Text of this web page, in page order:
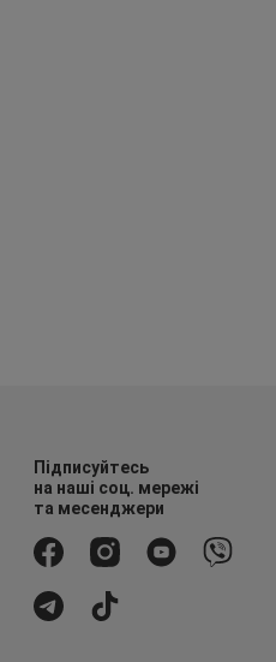
Підписуйтесь
на наші соц. мережі
та месенджери